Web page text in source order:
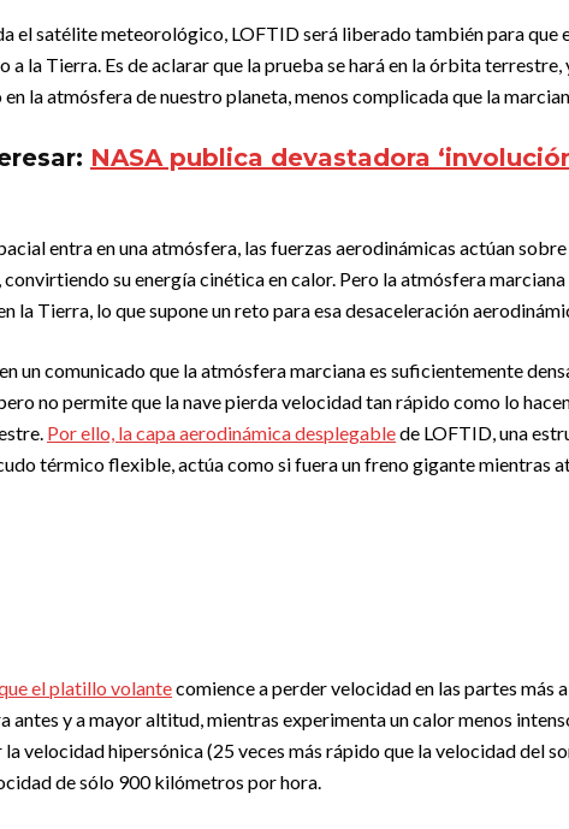
el satélite meteorológico, LOFTID será liberado también para que
a la Tierra. Es de aclarar que la prueba se hará en la órbita terrestre,
la atmósfera de nuestro planeta, menos complicada que la
NASA publica devastadora
entra en una atmósfera, las fuerzas aerodinámicas actúan
su energía cinética en calor. Pero la atmósfera marciana
la Tierra, lo que supone un reto para esa desaceleración
un comunicado que la atmósfera marciana es suficientemente
no permite que la nave pierda velocidad tan rápido como lo
Por ello, la capa aerodinámica desplegablede LOFTID, una
térmico flexible, actúa como si fuera un freno gigante mientras
el platillo volantecomience a perder velocidad en las partes más
antes y a mayor altitud, mientras experimenta un calor menos
velocidad hipersónica (25 veces más rápido que la velocidad del
de sólo 900 kilómetros por hora.